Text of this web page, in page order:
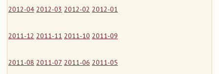
2012-04 2012-03 2012-02 2012-01
2011-12 2011-11 2011-10 2011-09
2011-08 2011-07 2011-06 2011-05